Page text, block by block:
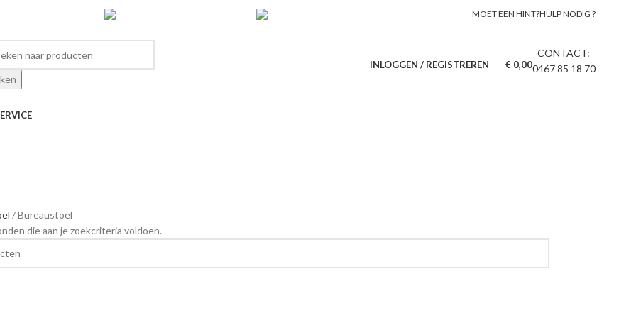
MOET EEN HINT?HULP NODIG ?
INLOGGEN / REGISTREREN €0,00
CONTACT:
0467 85 18 70
Bureaustoel
die aan je zoekcriteria voldoen.